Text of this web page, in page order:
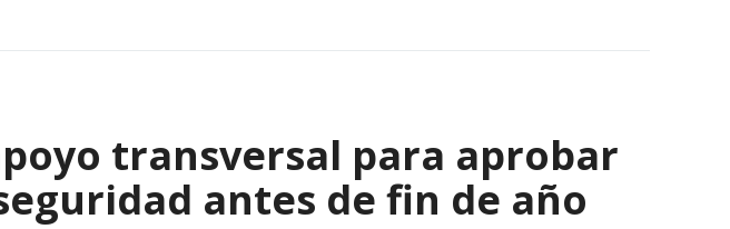
transversal para aprobar
antes de fin de año